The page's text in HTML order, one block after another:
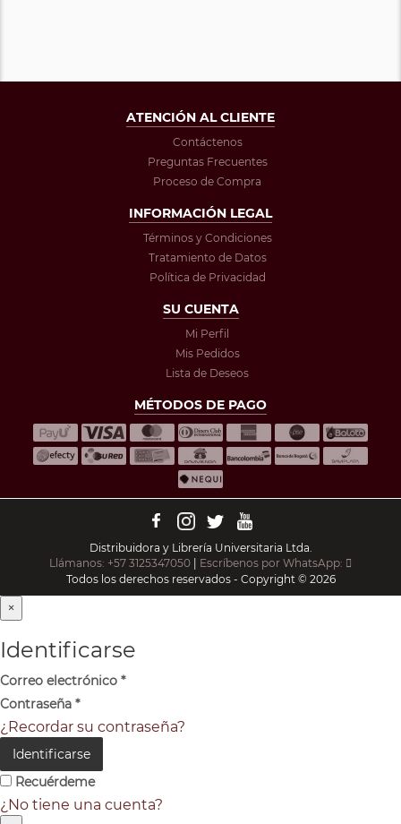
ATENCIÓN AL CLIENTE
Contáctenos
Preguntas Frecuentes
Proceso de Compra
INFORMACIÓN LEGAL
Términos y Condiciones
Tratamiento de Datos
Política de Privacidad
SU CUENTA
Mi Perfil
Mis Pedidos
Lista de Deseos
MÉTODOS DE PAGO
Distribuidora y Librería Universitaria Ltda.
Llámanos: +57 3125347050 | Escríbenos por WhatsApp:
Todos los derechos reservados - Copyright © 2026
×
Identificarse
Correo electrónico *
Contraseña *
¿Recordar su contraseña?
Identificarse
Recuérdeme
¿No tiene una cuenta?